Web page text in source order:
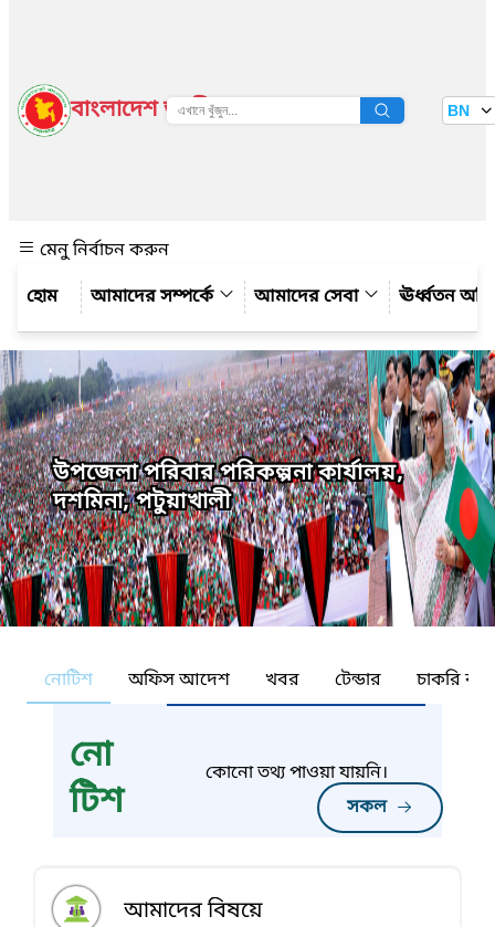
বাংলাদেশ জাতীয় তথ্য বাতায়ন BN
মেনু নির্বাচন করুন
আমাদের সম্পর্কে
আমাদের সেবা ঊর্ধ্বতন
উপজেলা পরিবার পরিকল্পনা কার্যালয়,
দশমিনা, পটুয়াখালী
নোটিশ অফিস আদেশ খবর টেন্ডার চাকরি
নো
টিশ
সকল
কোনো তথ্য পাওয়া যায়নি।
আমাদের বিষয়ে